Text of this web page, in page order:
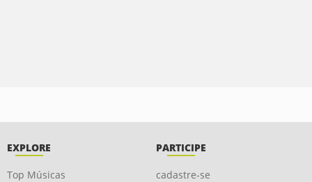
EXPLORE
Top Músicas
PARTICIPE
cadastre-se